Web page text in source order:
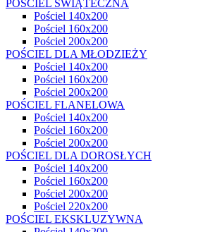
POŚCIEL ŚWIĄTECZNA
Pościel 140x200
Pościel 160x200
Pościel 200x200
POŚCIEL DLA MŁODZIEŻY
Pościel 140x200
Pościel 160x200
Pościel 200x200
POŚCIEL FLANELOWA
Pościel 140x200
Pościel 160x200
Pościel 200x200
POŚCIEL DLA DOROSŁYCH
Pościel 140x200
Pościel 160x200
Pościel 200x200
Pościel 220x200
POŚCIEL EKSKLUZYWNA